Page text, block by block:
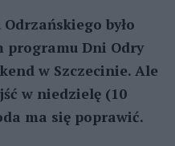
było
programu Dni Odry
w Szczecinie. Ale
w niedzielę (10
ma się poprawić.